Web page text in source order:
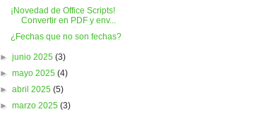
¡Novedad de Office Scripts!
Convertir en PDF y env...
¿Fechas que no son fechas?
►junio 2025(3)
►mayo 2025(4)
►abril 2025(5)
►marzo 2025(3)